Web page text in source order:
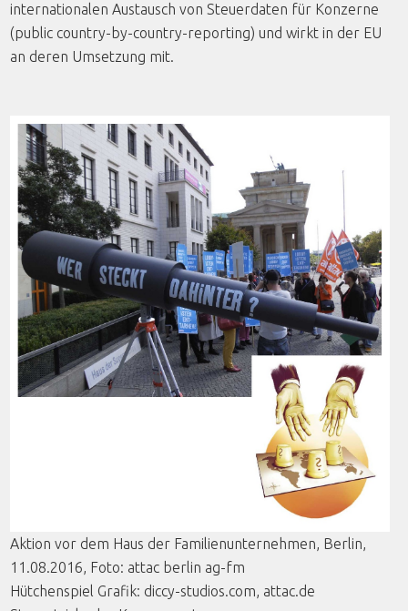
internationalen Austausch von Steuerdaten für Konzerne
(public country-by-country-reporting) und wirkt in der EU
an deren Umsetzung mit.
Aktion vor dem Haus der Familienunternehmen, Berlin,
11.08.2016, Foto: attac berlin ag-fm
Hütchenspiel Grafik: diccy